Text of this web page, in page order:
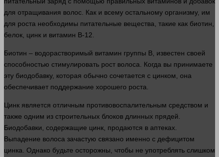
для отращивания волос. Как и всему остальному организму, им
для роста необходимы питательные вещества, такие как биотин,
белок, цинк и витамин В-12.
Биотин – водорастворимый витамин группы В, известен своей
способностью стимулировать рост волоса. Когда вы принимаете
эту биодобавку, которая обычно сочетается с цинком, она
обеспечивает поддержание хорошего роста.
Цинк является отличным противовоспалительным средством и
также одним из строительных блоков длинных прядей.
Биодобавки, содержащие цинк, продаются в аптеках.
Выпадение волоса зачастую связано именно с дефицитом
цинка. Однако будьте осторожны, чтобы не употреблять слишком